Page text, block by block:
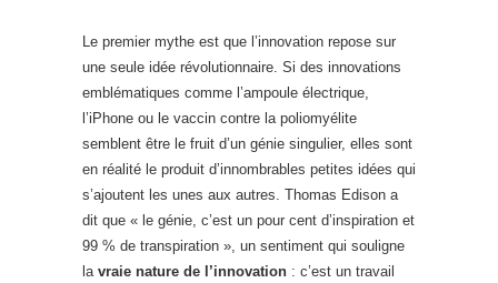
Le premier mythe est que l’innovation repose sur
une seule idée révolutionnaire. Si des innovations
emblématiques comme l’ampoule électrique,
l’iPhone ou le vaccin contre la poliomyélite
semblent être le fruit d’un génie singulier, elles sont
en réalité le produit d’innombrables petites idées qui
s’ajoutent les unes aux autres. Thomas Edison a
dit que « le génie, c’est un pour cent d’inspiration et
99 % de transpiration », un sentiment qui souligne
lavraie nature de l’innovation : c’est un travail